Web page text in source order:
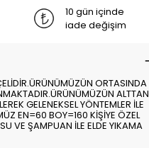
10 gün içinde
iade değişim
ORTASINDA
ALTTAN
GELENEKSEL YÖNTEMLER İLE
EN=60 BOY=160 KİŞİYE ÖZEL
VE ŞAMPUAN İLE ELDE YIKAMA